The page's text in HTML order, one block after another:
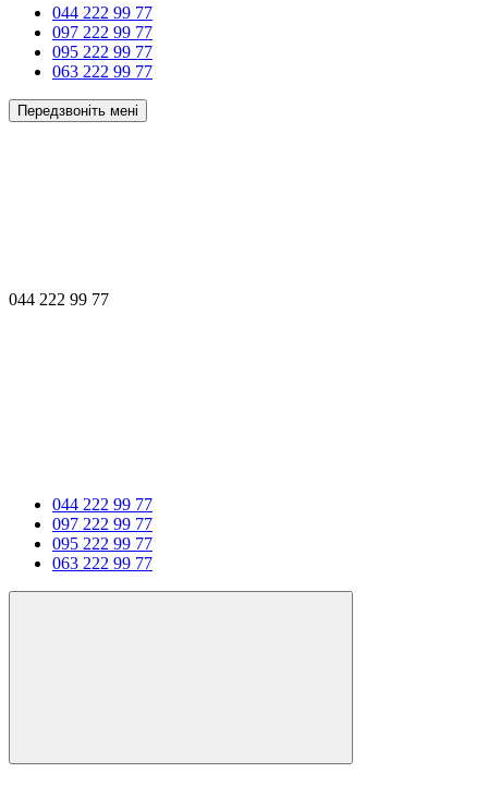
044 222 99 77
097 222 99 77
095 222 99 77
063 222 99 77
Передзвоніть мені
044 222 99 77
044 222 99 77
097 222 99 77
095 222 99 77
063 222 99 77